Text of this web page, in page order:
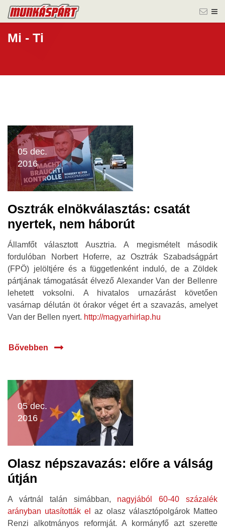
Mi - Ti
05 dec.
2016
Osztrák elnökválasztás: csatát
nyertek, nem háborút
Államfőt választott Ausztria. A megismételt második
fordulóban Norbert Hoferre, az Osztrák Szabadságpárt
(FPÖ) jelöltjére és a függetlenként induló, de a Zöldek
pártjának támogatását élvező Alexander Van der Bellenre
lehetett voksolni. A hivatalos urnazárást követően
vasárnap délután öt órakor véget ért a szavazás, amelyet
Van der Bellen nyert. http://magyarhirlap.hu
Bővebben
05 dec.
2016
Olasz népszavazás: előre a válság
útján
A vártnál talán simábban, nagyjából 60-40 százalék
arányban utasították el
az olasz választópolgárok Matteo
Renzi alkotmányos reformját. A kormányfő azt szerette